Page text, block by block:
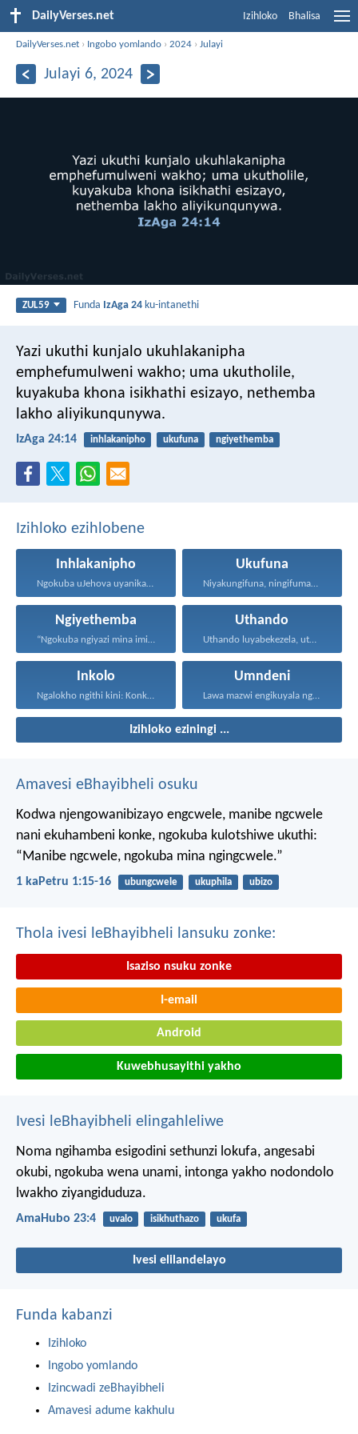
DailyVerses.net Izihloko Bhalisa
DailyVerses.net › Ingobo yomlando ›2024 ›Julayi
Julayi 6, 2024
ZUL59 Funda IzAga 24 ku-intanethi
Yazi ukuthi kunjalo ukuhlakanipha
emphefumulweni wakho; uma ukutholile,
kuyakuba khona isikhathi esizayo, nethemba
lakho aliyikunqunywa.
IzAga 24:14 inhlakanipho ukufuna ngiyethemba
Izihloko ezihlobene
Inhlakanipho
Ngokuba uJehova uyanika ukuhlakanipha...
Ukufuna
Niyakungifuna, ningifumane, lapho ningifunisisa...
Ngiyethemba
“Ngokuba ngiyazi mina imicabango...
Uthando
Uthando luyabekezela, uthando lumnene...
Inkolo
Ngalokho ngithi kini: Konke...
Umndeni
Lawa mazwi engikuyala ngawo...
Izihloko eziningi ...
Amavesi eBhayibheli osuku
Kodwa njengowanibizayo engcwele, manibe ngcwele
nani ekuhambeni konke, ngokuba kulotshiwe ukuthi:
“Manibe ngcwele, ngokuba mina ngingcwele.”
1 kaPetru 1:15-16 ubungcwele ukuphila ubizo
Thola ivesi leBhayibheli lansuku zonke:
Isaziso nsuku zonke
I-email
Android
Kuwebhusayithi yakho
Ivesi leBhayibheli elingahleliwe
Noma ngihamba esigodini sethunzi lokufa, angesabi
okubi, ngokuba wena unami, intonga yakho nodondolo
lwakho ziyangiduduza.
AmaHubo 23:4 uvalo isikhuthazo ukufa
Ivesi elilandelayo
Funda kabanzi
Izihloko
Ingobo yomlando
Izincwadi zeBhayibheli
Amavesi adume kakhulu